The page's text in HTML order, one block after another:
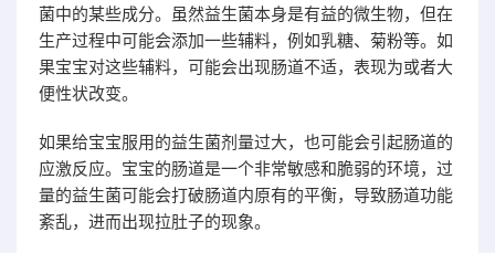
菌中的某些成分。虽然益生菌本身是有益的微生物，但在
生产过程中可能会添加一些辅料，例如乳糖、菊粉等。如
果宝宝对这些辅料，可能会出现肠道不适，表现为或者大
便性状改变。
如果给宝宝服用的益生菌剂量过大，也可能会引起肠道的
应激反应。宝宝的肠道是一个非常敏感和脆弱的环境，过
量的益生菌可能会打破肠道内原有的平衡，导致肠道功能
紊乱，进而出现拉肚子的现象。